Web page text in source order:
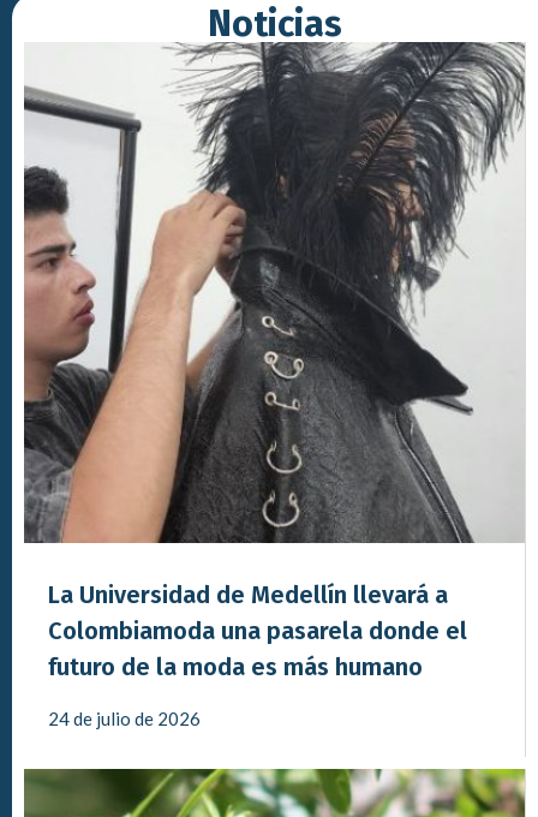
Noticias
La Universidad de Medellín llevará a
Colombiamoda una pasarela donde el
futuro de la moda es más humano
24 de julio de 2026